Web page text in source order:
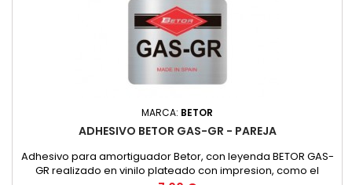
MARCA: BETOR
ADHESIVO BETOR GAS-GR - PAREJA
Adhesivo para amortiguador Betor, con leyenda BETOR GAS-
GR realizado en vinilo plateado con impresion, como el